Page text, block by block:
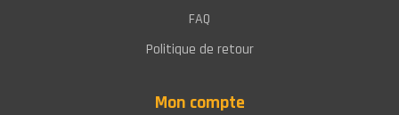
FAQ
Politique de retour
Mon compte